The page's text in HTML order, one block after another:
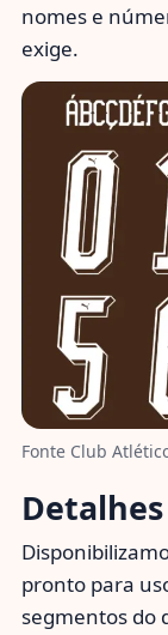
nomes e
exige.
Fonte Club
pronto para
segmentos do